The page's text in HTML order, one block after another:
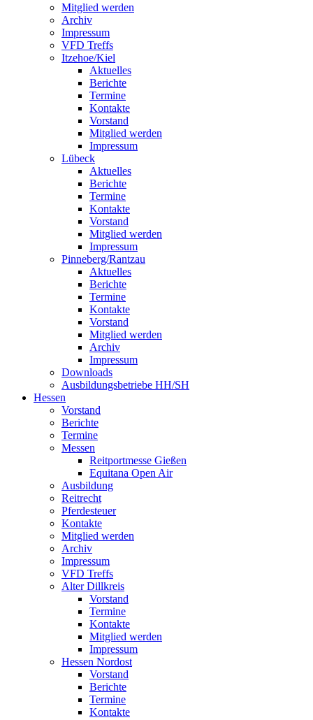
Mitglied werden
Archiv
Impressum
VFD Treffs
Itzehoe/Kiel
Aktuelles
Berichte
Termine
Kontakte
Vorstand
Mitglied werden
Impressum
Lübeck
Aktuelles
Berichte
Termine
Kontakte
Vorstand
Mitglied werden
Impressum
Pinneberg/Rantzau
Aktuelles
Berichte
Termine
Kontakte
Vorstand
Mitglied werden
Archiv
Impressum
Downloads
Ausbildungsbetriebe HH/SH
Hessen
Vorstand
Berichte
Termine
Messen
Reitportmesse Gießen
Equitana Open Air
Ausbildung
Reitrecht
Pferdesteuer
Kontakte
Mitglied werden
Archiv
Impressum
VFD Treffs
Alter Dillkreis
Vorstand
Termine
Kontakte
Mitglied werden
Impressum
Hessen Nordost
Vorstand
Berichte
Termine
Kontakte